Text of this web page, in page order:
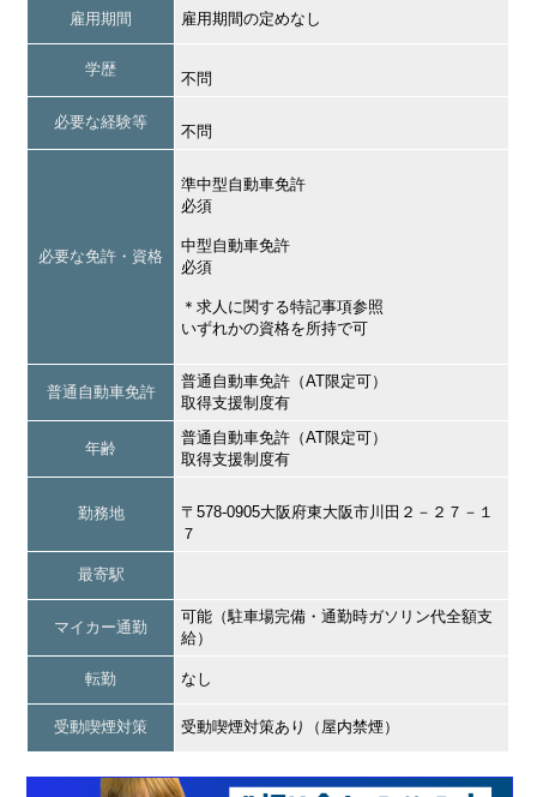
雇用期間 雇用期間の定めなし
学歴
不問
必要な経験等
不問
必要な免許・資格
準中型自動車免許
必須
中型自動車免許
必須
＊求人に関する特記事項参照
いずれかの資格を所持で可
普通自動車免許
普通自動車免許（AT限定可）
取得支援制度有
年齢
普通自動車免許（AT限定可）
取得支援制度有
勤務地
〒578-0905大阪府東大阪市川田２－２７－１
７
最寄駅
マイカー通勤
可能（駐車場完備・通勤時ガソリン代全額支
給）
転勤 なし
受動喫煙対策 受動喫煙対策あり（屋内禁煙）